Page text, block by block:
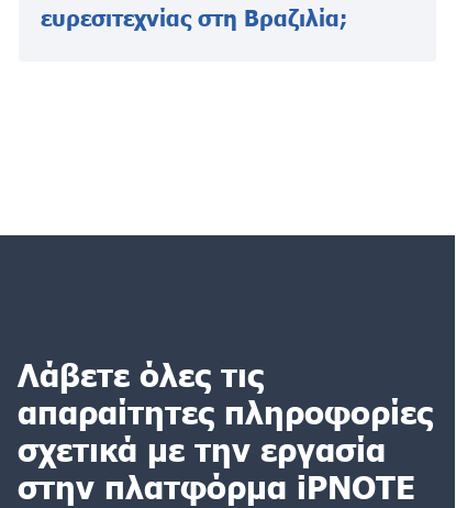
ευρεσιτεχνίας στη Βραζιλία;
Λάβετε όλες τις
απαραίτητες πληροφορίες
σχετικά με την εργασία
στην πλατφόρμα iPNOTE